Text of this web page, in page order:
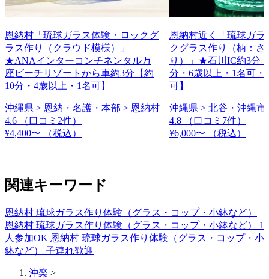
恩納村「琉球ガラス体験・ロックグ
ラス作り（クラウド模様）」
★ANAインターコンチネンタル万
座ビーチリゾートから車約3分【約
10分・4歳以上・1名可】
沖縄県 > 恩納・名護・本部 > 恩納村
4.6
（口コミ2件）
¥4,400〜
（税込）
恩納村近く「琉球ガラ
クグラス作り（柄：さ
り）」★石川IC約3分
分・6歳以上・1名可・
可】
沖縄県 > 北谷・沖縄市
4.8
（口コミ7件）
¥6,000〜
（税込）
関連キーワード
恩納村 琉球ガラス作り体験（グラス・コップ・小鉢など）
恩納村 琉球ガラス作り体験（グラス・コップ・小鉢など） 1
人参加OK 恩納村 琉球ガラス作り体験（グラス・コップ・小
鉢など） 子連れ歓迎
沖楽 >